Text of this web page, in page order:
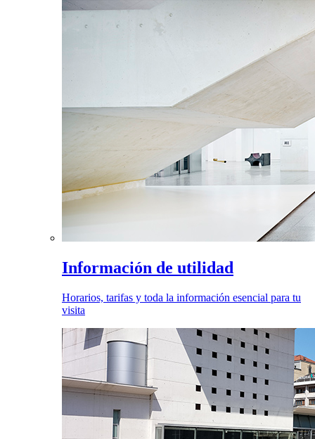
Información de utilidad
Horarios, tarifas y toda la información esencial para tu
visita